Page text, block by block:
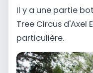
Il y a une partie
Tree Circus d'Axel
particulière.